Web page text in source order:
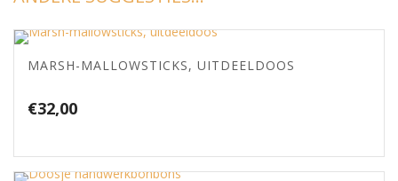
MARSH-MALLOWSTICKS, UITDEELDOOS
€32,00